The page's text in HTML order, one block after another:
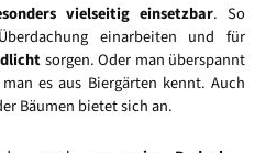
vielseitig einsetzbar. So
einarbeiten und für
sorgen. Oder man überspannt
es aus Biergärten kennt. Auch
Bäumen bietet sich an.